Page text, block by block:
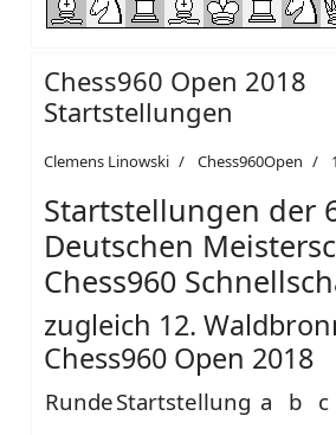
Chess960 Open 2018
Startstellungen
Clemens Linowski Chess960Open
Startstellungen der
Deutschen
Chess960
zugleich 12.
Chess960 Open 2018
RundeStartstellung a b c